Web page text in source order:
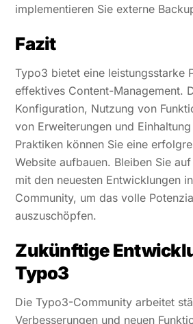
implementieren Sie externe
Fazit
Typo3 bietet eine leistungsstarke
effektives Content-Management.
Konfiguration, Nutzung von
von Erweiterungen und
Praktiken können Sie eine
Website aufbauen. Bleiben Sie
mit den neuesten Entwicklungen
Community, um das volle
auszuschöpfen.
Zukünftige
Typo3
Die Typo3-Community arbeitet
Verbesserungen und neuen